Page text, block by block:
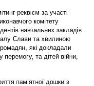
реквієм за участі
комітету
навчальних закладів
Слави та хвилиною
які докладали
та дітей війни,
пам’ятної дошки з